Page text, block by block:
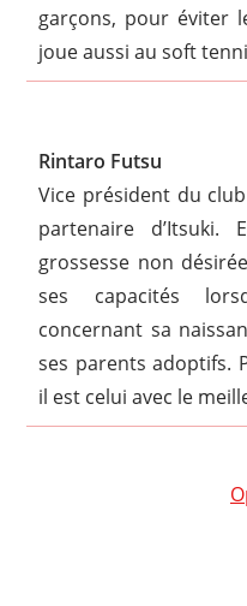
garçons, pour éviter
joue aussi au soft
Rintaro Futsu
Vice président du
partenaire d’Itsuki.
grossesse non
ses capacités
concernant sa
ses parents adoptifs.
il est celui avec le